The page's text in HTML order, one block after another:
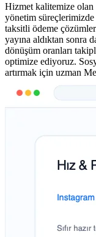
Hizmet kalitemize olan
yönetim
taksitli ödeme
yayına aldıktan sonra
dönüşüm oranları
optimize ediyoruz.
artırmak için uzman